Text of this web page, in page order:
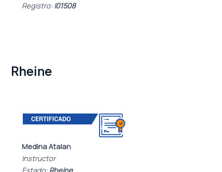
Registro:I01508
Rheine
Medina Atalan
Instructor
Estado:Rheine